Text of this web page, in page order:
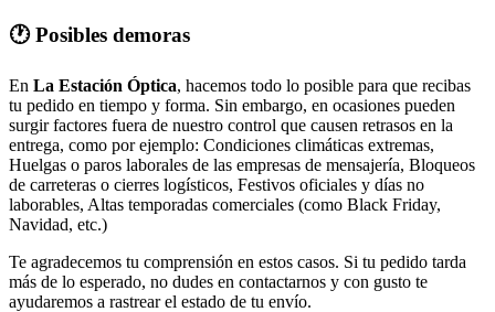
🕐 Posibles demoras
En La Estación Óptica, hacemos todo lo posible para que recibas
tu pedido en tiempo y forma. Sin embargo, en ocasiones pueden
surgir factores fuera de nuestro control que causen retrasos en la
entrega, como por ejemplo: Condiciones climáticas extremas,
Huelgas o paros laborales de las empresas de mensajería, Bloqueos
de carreteras o cierres logísticos, Festivos oficiales y días no
laborables, Altas temporadas comerciales (como Black Friday,
Navidad, etc.)
Te agradecemos tu comprensión en estos casos. Si tu pedido tarda
más de lo esperado, no dudes en contactarnos y con gusto te
ayudaremos a rastrear el estado de tu envío.